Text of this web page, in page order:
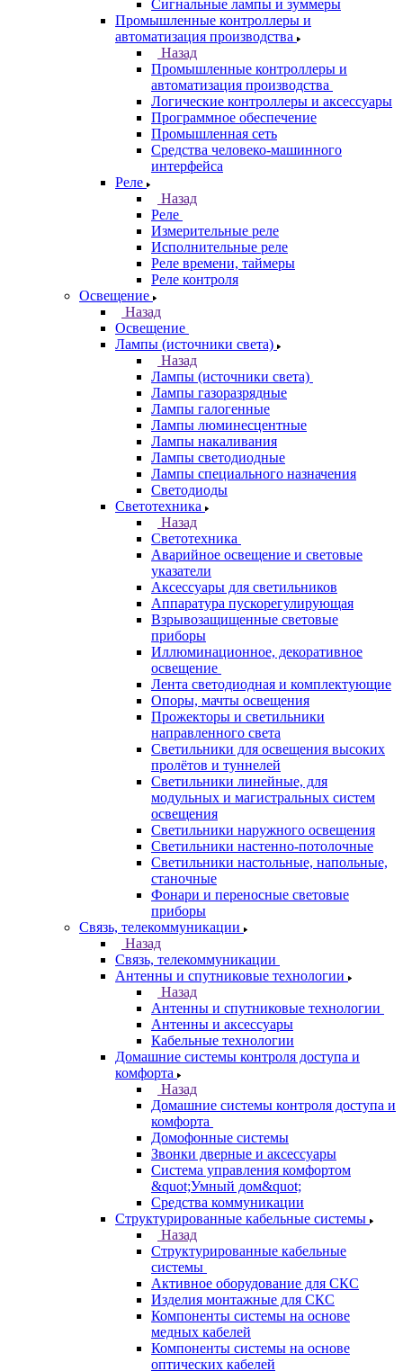
Сигнальные лампы и зуммеры
Промышленные контроллеры и
автоматизация производства
Назад
Промышленные контроллеры и
автоматизация производства
Логические контроллеры и аксессуары
Программное обеспечение
Промышленная сеть
Средства человеко-машинного
интерфейса
Реле
Назад
Реле
Измерительные реле
Исполнительные реле
Реле времени, таймеры
Реле контроля
Освещение
Назад
Освещение
Лампы (источники света)
Назад
Лампы (источники света)
Лампы газоразрядные
Лампы галогенные
Лампы люминесцентные
Лампы накаливания
Лампы светодиодные
Лампы специального назначения
Светодиоды
Светотехника
Назад
Светотехника
Аварийное освещение и световые
указатели
Аксессуары для светильников
Аппаратура пускорегулирующая
Взрывозащищенные световые
приборы
Иллюминационное, декоративное
освещение
Лента светодиодная и комплектующие
Опоры, мачты освещения
Прожекторы и светильники
направленного света
Светильники для освещения высоких
пролётов и туннелей
Светильники линейные, для
модульных и магистральных систем
освещения
Светильники наружного освещения
Светильники настенно-потолочные
Светильники настольные, напольные,
станочные
Фонари и переносные световые
приборы
Связь, телекоммуникации
Назад
Связь, телекоммуникации
Антенны и спутниковые технологии
Назад
Антенны и спутниковые технологии
Антенны и аксессуары
Кабельные технологии
Домашние системы контроля доступа и
комфорта
Назад
Домашние системы контроля доступа и
комфорта
Домофонные системы
Звонки дверные и аксессуары
Система управления комфортом
&quot;Умный дом&quot;
Средства коммуникации
Структурированные кабельные системы
Назад
Структурированные кабельные
системы
Активное оборудование для СКС
Изделия монтажные для СКС
Компоненты системы на основе
медных кабелей
Компоненты системы на основе
оптических кабелей